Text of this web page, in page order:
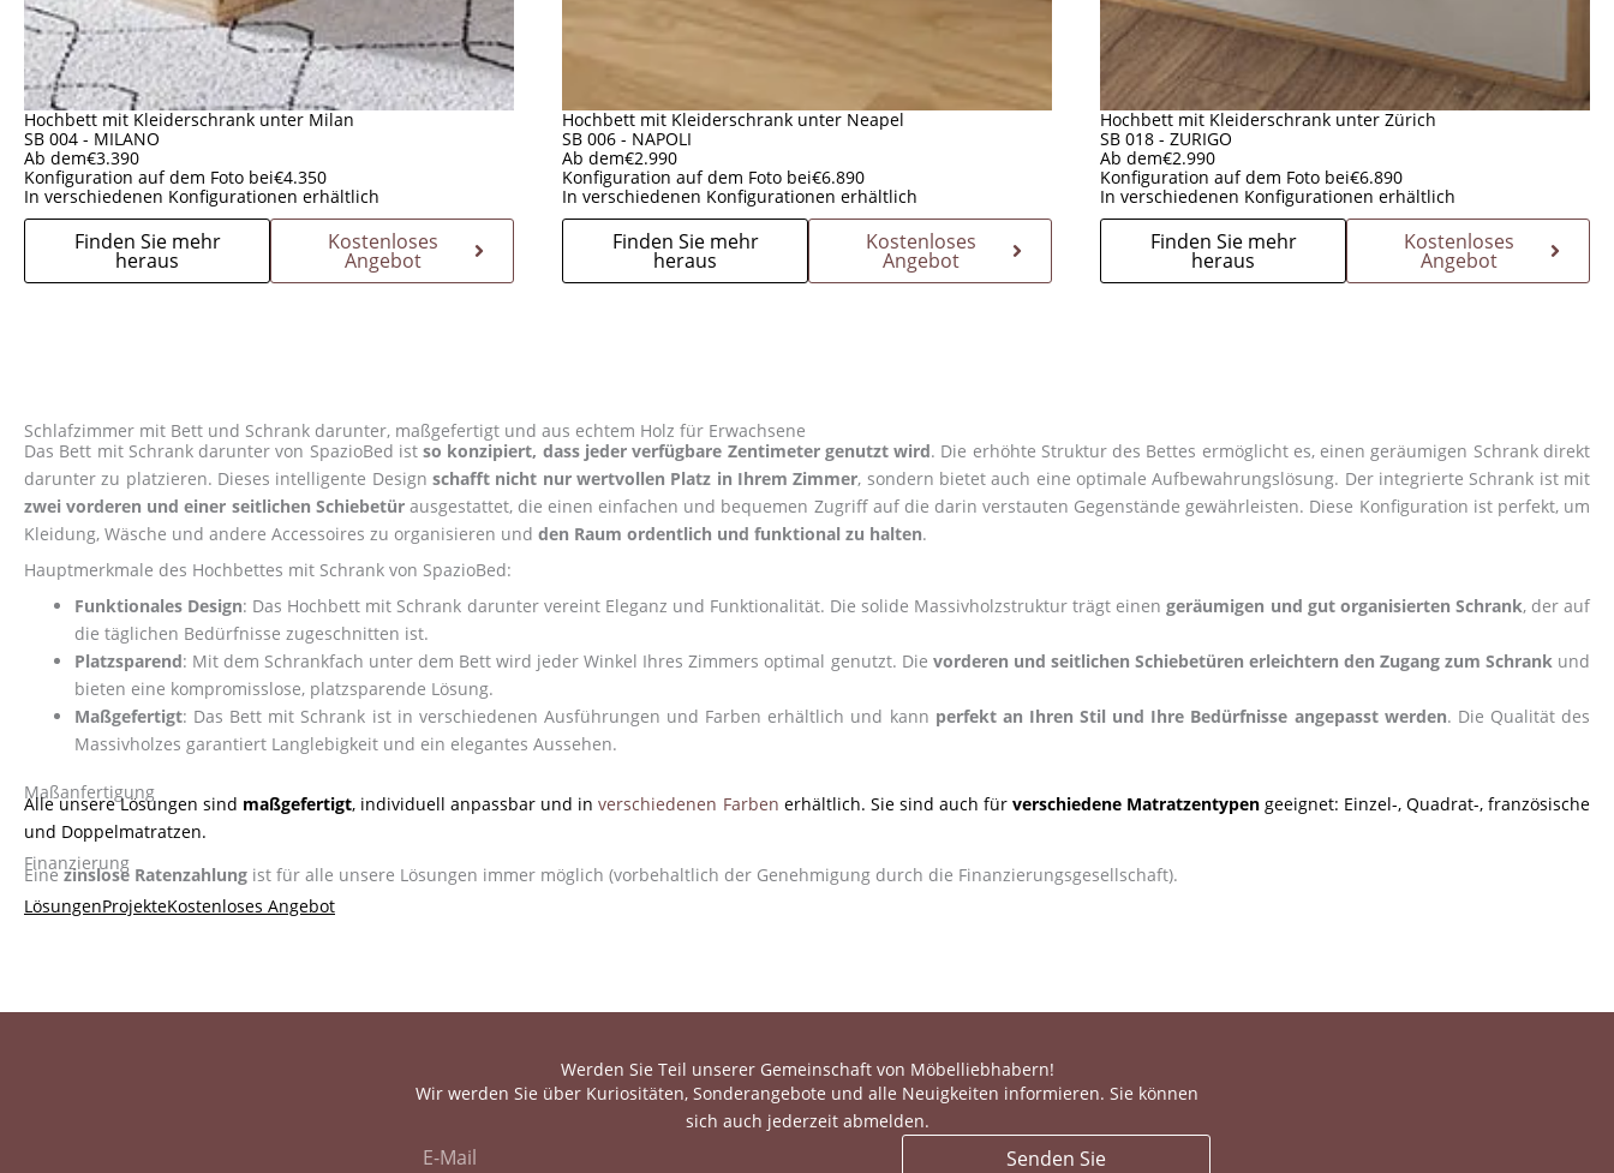
Hochbett mit Kleiderschrank unter Milan
SB 004 - MILANO
Ab dem€3.390
Konfiguration auf dem Foto bei€4.350
In verschiedenen Konfigurationen erhältlich
Finden Sie mehr
heraus
Kostenloses
Angebot
Hochbett mit Kleiderschrank unter Neapel
SB 006 - NAPOLI
Ab dem€2.990
Konfiguration auf dem Foto bei€6.890
In verschiedenen Konfigurationen erhältlich
Finden Sie mehr
heraus
Kostenloses
Angebot
Hochbett mit Kleiderschrank unter Zürich
SB 018 - ZURIGO
Ab dem€2.990
Konfiguration auf dem Foto bei€6.890
In verschiedenen Konfigurationen erhältlich
Finden Sie mehr
heraus
Kostenloses
Angebot
Schlafzimmer mit Bett und Schrank darunter, maßgefertigt und aus echtem Holz für Erwachsene
Das Bett mit Schrank darunter von SpazioBed istso konzipiert, dass jeder verfügbare Zentimeter genutzt wird. Die erhöhte Struktur des Bettes ermöglicht es, einen geräumigen Schrank direkt
darunter zu platzieren. Dieses intelligente Design schafft nicht nur wertvollen Platz in Ihrem Zimmer, sondern bietet auch eine optimale Aufbewahrungslösung. Der integrierte Schrank ist mit
zwei vorderen und einer seitlichen Schiebetürausgestattet, die einen einfachen und bequemen Zugriff auf die darin verstauten Gegenstände gewährleisten. Diese Konfiguration ist perfekt, um
Kleidung, Wäsche und andere Accessoires zu organisieren und den Raum ordentlich und funktional zu halten.
Hauptmerkmale des Hochbettes mit Schrank von SpazioBed:
Funktionales Design: Das Hochbett mit Schrank darunter vereint Eleganz und Funktionalität. Die solide Massivholzstruktur trägt einengeräumigen und gut organisierten Schrank, der auf
die täglichen Bedürfnisse zugeschnitten ist.
Platzsparend: Mit dem Schrankfach unter dem Bett wird jeder Winkel Ihres Zimmers optimal genutzt. Die vorderen und seitlichen Schiebetüren erleichtern den Zugang zum Schrankund
bieten eine kompromisslose, platzsparende Lösung.
Maßgefertigt: Das Bett mit Schrank ist in verschiedenen Ausführungen und Farben erhältlich und kann perfekt an Ihren Stil und Ihre Bedürfnisse angepasst werden. Die Qualität des
Massivholzes garantiert Langlebigkeit und ein elegantes Aussehen.
Maßanfertigung
Alle unsere Lösungen sind maßgefertigt, individuell anpassbar und inverschiedenen Farben erhältlich. Sie sind auch für verschiedene Matratzentypengeeignet: Einzel-, Quadrat-, französische
und Doppelmatratzen.
Finanzierung
Einezinslose Ratenzahlung ist für alle unsere Lösungen immer möglich (vorbehaltlich der Genehmigung durch die Finanzierungsgesellschaft).
LösungenProjekteKostenloses Angebot
Werden Sie Teil unserer Gemeinschaft von Möbelliebhabern!
Wir werden Sie über Kuriositäten, Sonderangebote und alle Neuigkeiten informieren. Sie können
sich auch jederzeit abmelden.
Senden Sie